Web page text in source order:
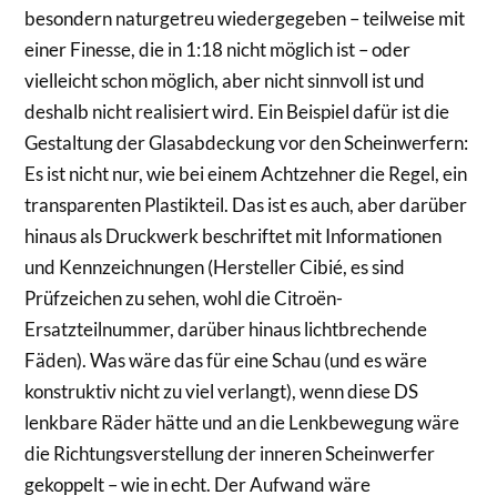
besondern naturgetreu wiedergegeben – teilweise mit
einer Finesse, die in 1:18 nicht möglich ist – oder
vielleicht schon möglich, aber nicht sinnvoll ist und
deshalb nicht realisiert wird. Ein Beispiel dafür ist die
Gestaltung der Glasabdeckung vor den Scheinwerfern:
Es ist nicht nur, wie bei einem Achtzehner die Regel, ein
transparenten Plastikteil. Das ist es auch, aber darüber
hinaus als Druckwerk beschriftet mit Informationen
und Kennzeichnungen (Hersteller Cibié, es sind
Prüfzeichen zu sehen, wohl die Citroën-
Ersatzteilnummer, darüber hinaus lichtbrechende
Fäden). Was wäre das für eine Schau (und es wäre
konstruktiv nicht zu viel verlangt), wenn diese DS
lenkbare Räder hätte und an die Lenkbewegung wäre
die Richtungsverstellung der inneren Scheinwerfer
gekoppelt – wie in echt. Der Aufwand wäre